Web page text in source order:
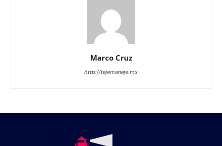
Marco Cruz
http://tejemaneje.mx